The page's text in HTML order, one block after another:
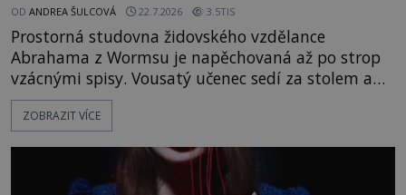
OD ANDREA ŠULCOVÁ 22.7.2026 3.5TIS
Prostorná studovna židovského vzdělance
Abrahama z Wormsu je napěchovaná až po strop
vzácnými spisy. Vousatý učenec sedí za stolem a
před sebou má rozložený jeden z nejzáhadnějších
magických textů. Jde o Abramelinův grimoár, který
kouzla, jak si někteří myslí, nebo jde o pouhou
pověru? Už šest měsíců pobývá
ZOBRAZIT VÍCE